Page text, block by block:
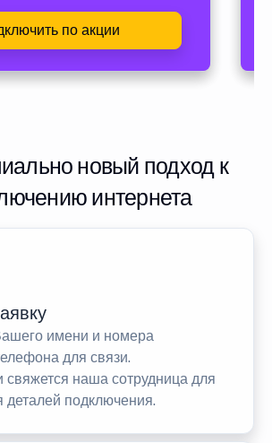
по акции
новый подход к
интернета
имени и номера
для связи.
наша сотрудница для
деталей подключения.